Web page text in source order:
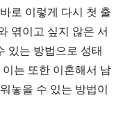
로 이렇게 다시 첫 출
엮이고 싶지 않은 서
있는 방법으로 성태
는 또한 이혼해서 남
놓을 수 있는 방법이